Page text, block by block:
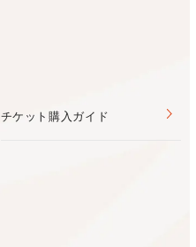
チケット購入ガイド